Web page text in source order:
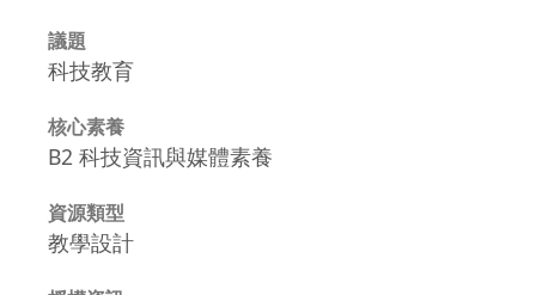
議題
科技教育
核心素養
B2 科技資訊與媒體素養
資源類型
教學設計